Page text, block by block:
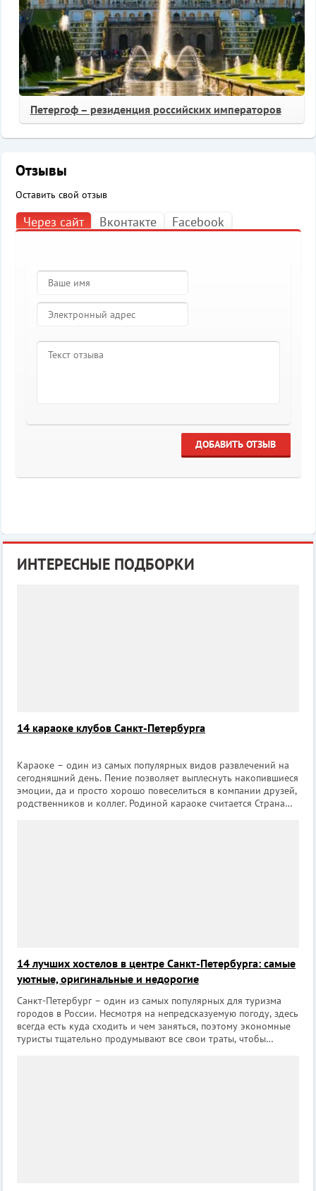
Петергоф – резиденция российских императоров
Отзывы
Оставить свой отзыв
Через сайт Вконтакте Facebook
ДОБАВИТЬ ОТЗЫВ
ИНТЕРЕСНЫЕ ПОДБОРКИ
14 караоке клубов Санкт-Петербурга
Караоке – один из самых популярных видов развлечений на
сегодняшний день. Пение позволяет выплеснуть накопившиеся
эмоции, да и просто хорошо повеселиться в компании друзей,
родственников и коллег. Родиной караоке считается Страна
14 лучших хостелов в центре Санкт-Петербурга: самые
уютные, оригинальные и недорогие
Санкт-Петербург – один из самых популярных для туризма
городов в России. Несмотря на непредсказуемую погоду, здесь
всегда есть куда сходить и чем заняться, поэтому экономные
туристы тщательно продумывают все свои траты, чтобы